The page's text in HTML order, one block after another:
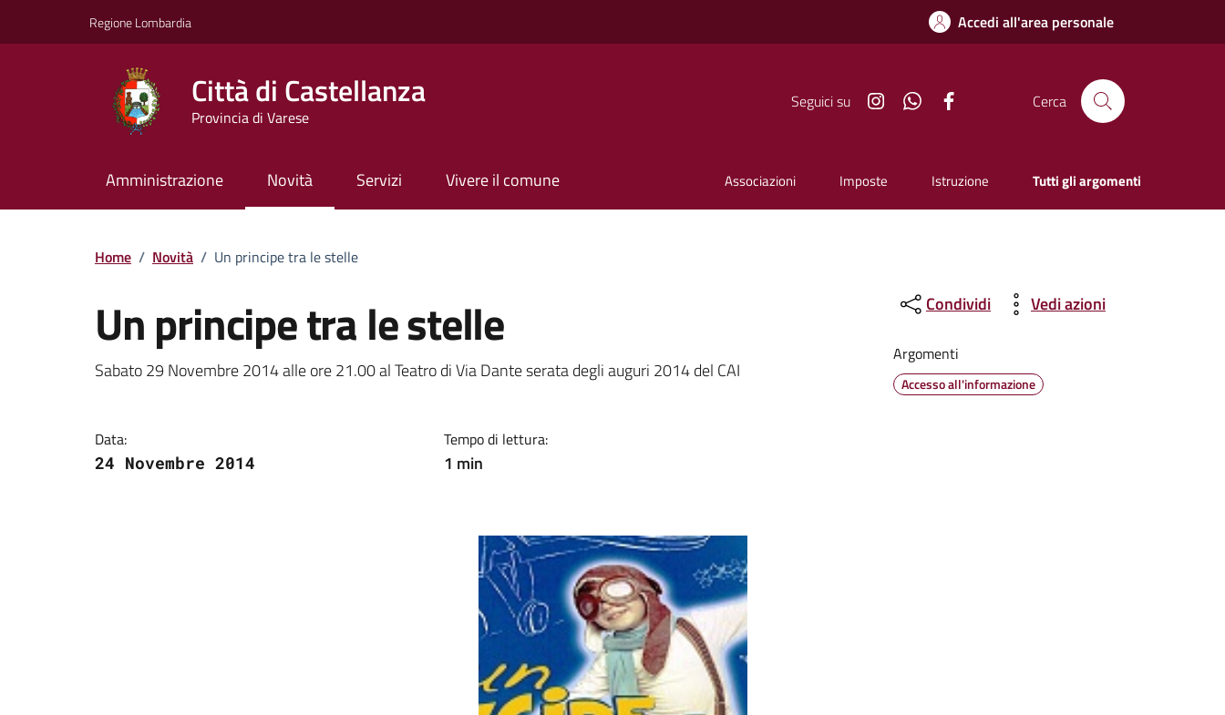
Regione Lombardia Accedi all'area personale
Città di Castellanza
Provincia di Varese
Seguici su InstagramWhatsapp Cerca
Amministrazione Novità Servizi Vivere il comune Associazioni Imposte Istruzione Tutti gli argomenti
Home / Novità / Un principe tra le stelle
Un principe tra le stelle
Dettagli della notizia
Sabato 29 Novembre 2014 alle ore 21.00 al Teatro di Via Dante serata degli auguri 2014 del CAI
Data:
24 Novembre 2014
Tempo di lettura:
1 min
Condividi Vedi azioni
Argomenti
Accesso all'informazione